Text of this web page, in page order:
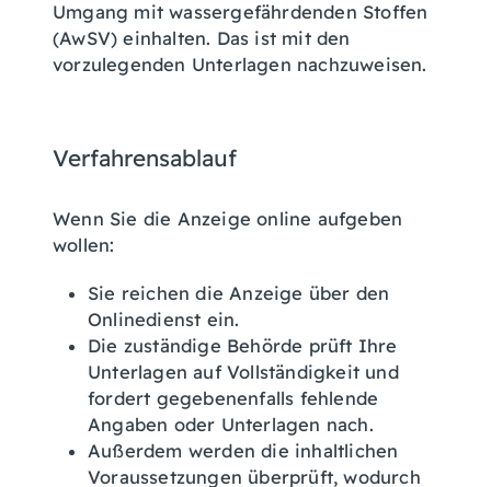
Umgang mit wassergefährdenden Stoffen
(AwSV) einhalten. Das ist mit den
vorzulegenden Unterlagen nachzuweisen.
Verfahrensablauf
Wenn Sie die Anzeige online aufgeben
wollen:
Sie reichen die Anzeige über den
Onlinedienst ein.
Die zuständige Behörde prüft Ihre
Unterlagen auf Vollständigkeit und
fordert gegebenenfalls fehlende
Angaben oder Unterlagen nach.
Außerdem werden die inhaltlichen
Voraussetzungen überprüft, wodurch